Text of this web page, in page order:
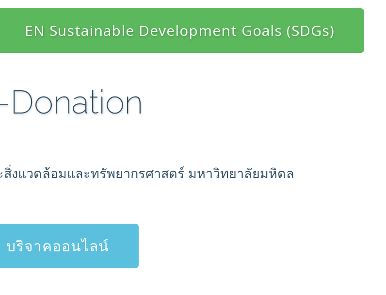
EN Sustainable Development Goals (SDGs)
Donation
งแวดล้อมและทรัพยากรศาสตร์ มหาวิทยาลัยมหิดล
บริจาคออนไลน์